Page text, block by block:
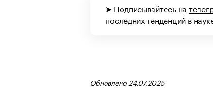
➤ Подписывайтесь на
последних тенденций в
Обновлено 24.07.2025